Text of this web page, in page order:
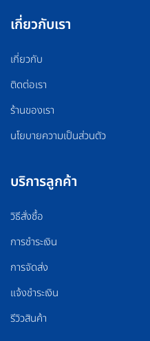
เกี่ยวกับเรา
เกี่ยวกับ
ติดต่อเรา
ร้านของเรา
นโยบายความเป็นส่วนตัว
บริการลูกค้า
วิธีสั่งซื้อ
การชำระเงิน
การจัดส่ง
แจ้งชำระเงิน
รีวิวสินค้า